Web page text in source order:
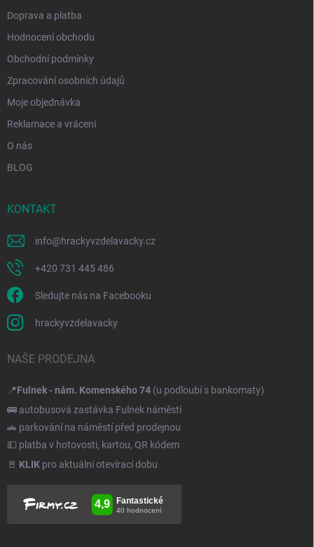
Doprava a platba
Hodnocení obchodu
Obchodní podmínky
Zpracování osobních údajů
Moje objednávka
Reklamace a vrácení
O nás
BLOG
KONTAKT
info@hrackyvzdelavacky.cz
+420 731 445 486
Sledujte nás na Facebooku
hrackyvzdelavacky
NAŠE PRODEJNA
📍Fulnek - nám. Komenského 74 (u podloubí s bankomaty)
🚌 autobusová zastávka Fulnek náměstí
🚗 parkování na náměstí před prodejnou
💵 platba v hotovosti, kartou, QR kódem
🚪 KLIK pro aktuální otevírací dobu